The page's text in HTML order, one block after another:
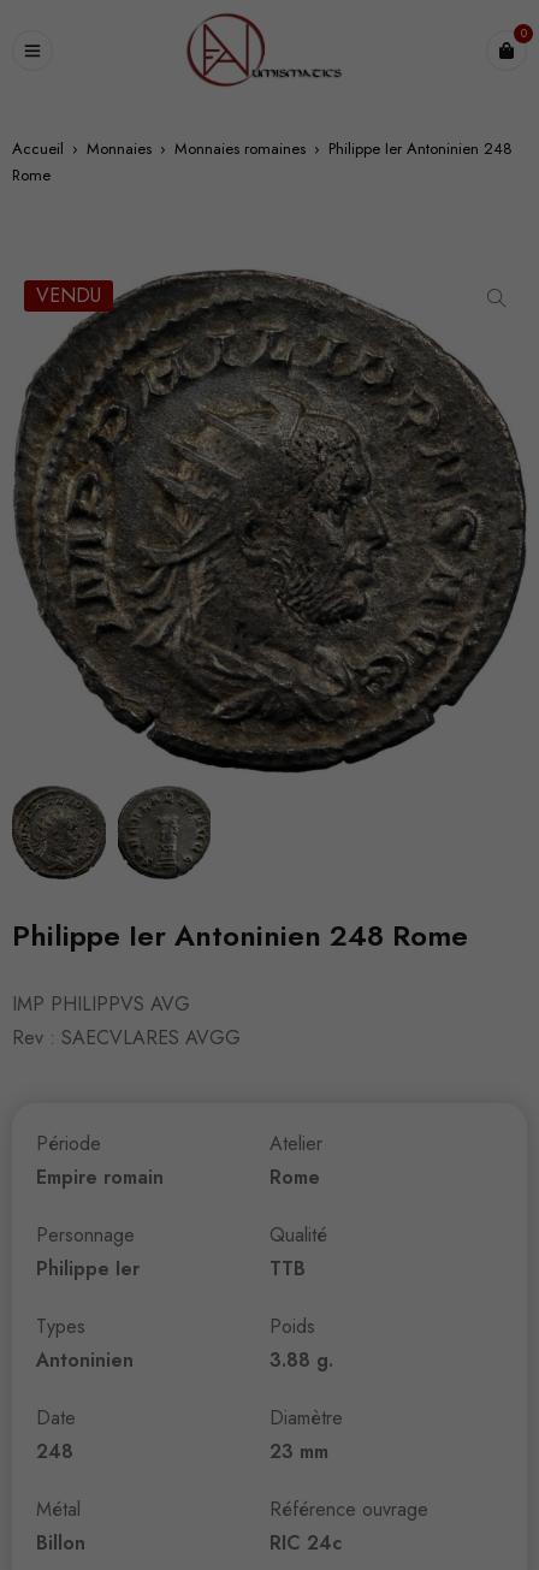
0
Accueil › Monnaies › Monnaies romaines › Philippe Ier Antoninien 248
Rome
VENDU
Philippe Ier Antoninien 248 Rome
IMP PHILIPPVS AVG
Rev : SAECVLARES AVGG
Période
Empire romain
Personnage
Philippe Ier
Types
Antoninien
Date
248
Métal
Billon
Atelier
Rome
Qualité
TTB
Poids
3.88 g.
Diamètre
23 mm
Référence ouvrage
RIC 24c